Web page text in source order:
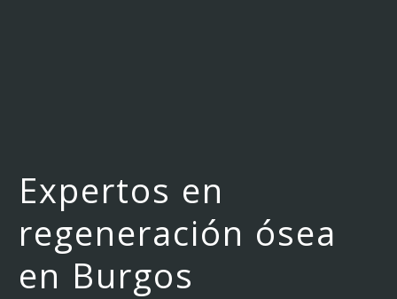
Expertos en
regeneración ósea
en Burgos